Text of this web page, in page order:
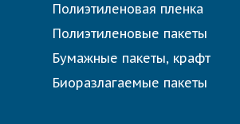
Полиэтиленовая пленка
Полиэтиленовые пакеты
Бумажные пакеты, крафт
Биоразлагаемые пакеты